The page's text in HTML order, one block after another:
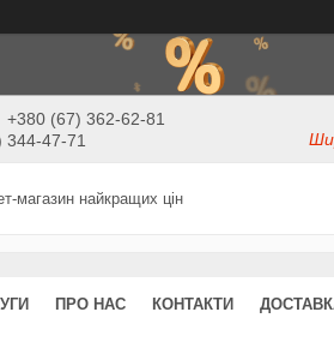
+380 (67) 362-62-81
344-47-71
магазин найкращих цін
ПРО НАС КОНТАКТИ